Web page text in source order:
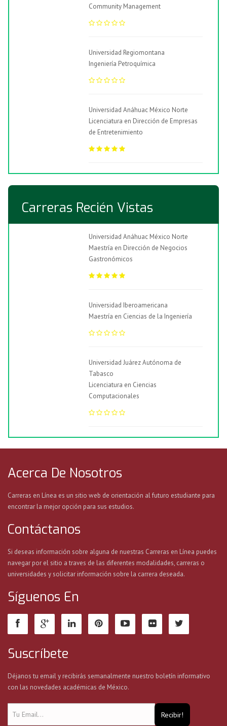
Community Management
Universidad Regiomontana
Ingeniería Petroquímica
Universidad Anáhuac México Norte
Licenciatura en Dirección de Empresas
de Entretenimiento
Carreras Recién Vistas
Universidad Anáhuac México Norte
Maestría en Dirección de Negocios
Gastronómicos
Universidad Iberoamericana
Maestría en Ciencias de la Ingeniería
Universidad Juárez Autónoma de
Tabasco
Licenciatura en Ciencias
Computacionales
Acerca De Nosotros
Carreras en Línea es un sitio web de orientación al futuro estudiante para
encontrar la mejor opción para sus estudios.
Contáctanos
Si deseas información sobre alguna de nuestras Carreras en Línea puedes
navegar por el sitio a traves de las diferentes modalidades, carreras o
universidades y solicitar información sobre la carrera deseada.
Síguenos En
Suscríbete
Déjanos tu email y recibirás semanalmente nuestro boletín informativo
con las novedades académicas de México.
Recibir!